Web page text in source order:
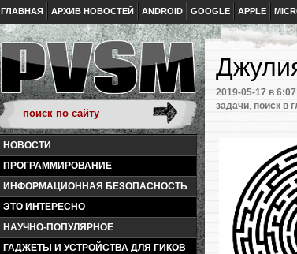
ГЛАВНАЯ АРХИВ НОВОСТЕЙ ANDROID GOOGLE APPLE
НОВОСТИ
ПРОГРАММИРОВАНИЕ
ИНФОРМАЦИОННАЯ БЕЗОПАСНОСТЬ
ЭТО ИНТЕРЕСНО
НАУЧНО-ПОПУЛЯРНОЕ
ГАДЖЕТЫ И УСТРОЙСТВА ДЛЯ ГИКОВ
2019-05-17 в 6:07
задачи, поиск в